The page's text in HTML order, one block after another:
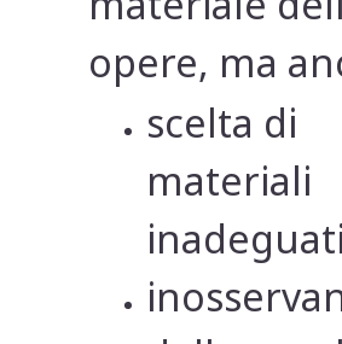
opere, ma
scelta di
materiali